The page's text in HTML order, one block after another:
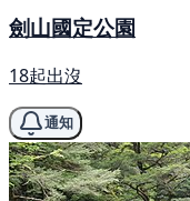
劍山國定公園
18起出沒
通知